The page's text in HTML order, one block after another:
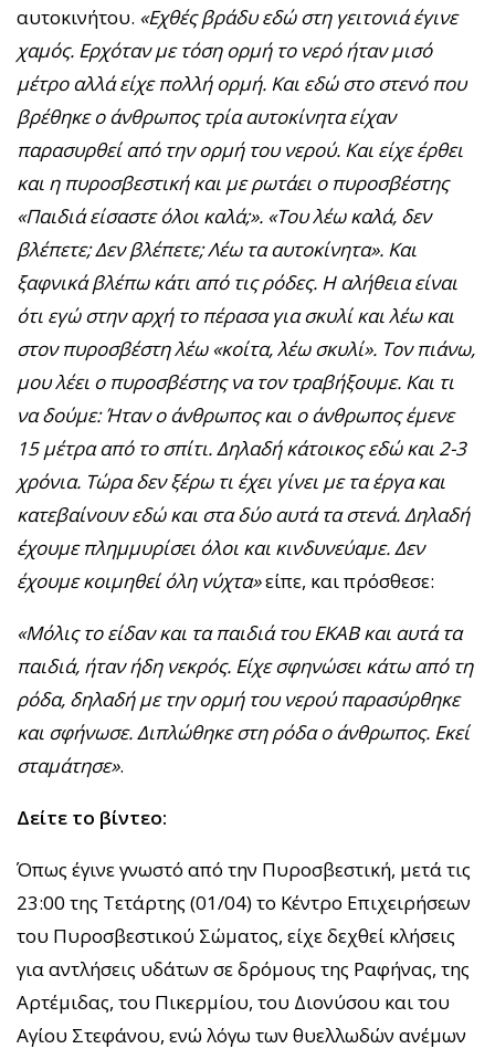
αυτοκινήτου. «Εχθές βράδυ εδώ στη γειτονιά έγινε
χαμός. Ερχόταν με τόση ορμή το νερό ήταν μισό
μέτρο αλλά είχε πολλή ορμή. Και εδώ στο στενό που
βρέθηκε ο άνθρωπος τρία αυτοκίνητα είχαν
παρασυρθεί από την ορμή του νερού. Και είχε έρθει
και η πυροσβεστική και με ρωτάει ο πυροσβέστης
«Παιδιά είσαστε όλοι καλά;». «Του λέω καλά, δεν
βλέπετε; Δεν βλέπετε; Λέω τα αυτοκίνητα». Και
ξαφνικά βλέπω κάτι από τις ρόδες. Η αλήθεια είναι
ότι εγώ στην αρχή το πέρασα για σκυλί και λέω και
στον πυροσβέστη λέω «κοίτα, λέω σκυλί». Τον πιάνω,
μου λέει ο πυροσβέστης να τον τραβήξουμε. Και τι
να δούμε: Ήταν ο άνθρωπος και ο άνθρωπος έμενε
15 μέτρα από το σπίτι. Δηλαδή κάτοικος εδώ και 2-3
χρόνια. Τώρα δεν ξέρω τι έχει γίνει με τα έργα και
κατεβαίνουν εδώ και στα δύο αυτά τα στενά. Δηλαδή
έχουμε πλημμυρίσει όλοι και κινδυνεύαμε. Δεν
έχουμε κοιμηθεί όλη νύχτα»είπε, και πρόσθεσε:
«Μόλις το είδαν και τα παιδιά του ΕΚΑΒ και αυτά τα
παιδιά, ήταν ήδη νεκρός. Είχε σφηνώσει κάτω από τη
ρόδα, δηλαδή με την ορμή του νερού παρασύρθηκε
και σφήνωσε. Διπλώθηκε στη ρόδα ο άνθρωπος. Εκεί
σταμάτησε».
Δείτε το βίντεο:
Όπως έγινε γνωστό από την Πυροσβεστική, μετά τις
23:00 της Τετάρτης (01/04) το Κέντρο Επιχειρήσεων
του Πυροσβεστικού Σώματος, είχε δεχθεί κλήσεις
για αντλήσεις υδάτων σε δρόμους της Ραφήνας, της
Αρτέμιδας, του Πικερμίου, του Διονύσου και του
Αγίου Στεφάνου, ενώ λόγω των θυελλωδών ανέμων